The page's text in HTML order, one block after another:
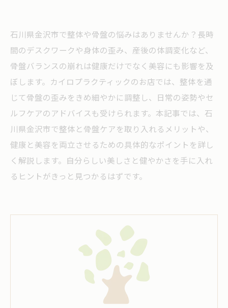
石川県金沢市で整体や骨盤の悩みはありませんか？長時
間のデスクワークや身体の歪み、産後の体調変化など、
骨盤バランスの崩れは健康だけでなく美容にも影響を及
ぼします。カイロプラクティックのお店では、整体を通
じて骨盤の歪みをきめ細やかに調整し、日常の姿勢やセ
ルフケアのアドバイスも受けられます。本記事では、石
川県金沢市で整体と骨盤ケアを取り入れるメリットや、
健康と美容を両立させるための具体的なポイントを詳し
く解説します。自分らしい美しさと健やかさを手に入れ
るヒントがきっと見つかるはずです。